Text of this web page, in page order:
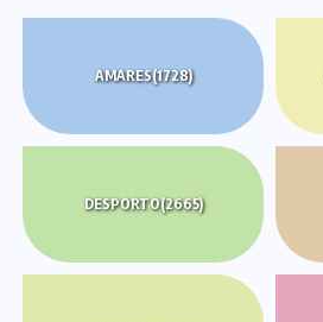
AMARES(1728)
DESPORTO(2665)